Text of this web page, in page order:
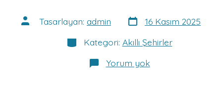
Yazının
yazarı
Tasarlayan: admin Yazı
tarihi
16 Kasım 2025
Kategoriler
Kategori: Akıllı Şehirler
Yorum yok2026,
küresel